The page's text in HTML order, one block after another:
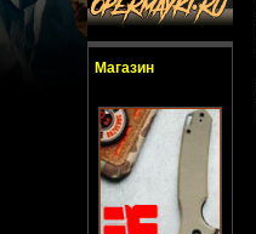
Магазин